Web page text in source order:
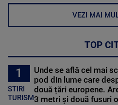
VEZI MAI
TOP
1
STIRI
TURISM
Unde se află cel mai
pod din lume care
două țări europene.
3 metri și două fusuri